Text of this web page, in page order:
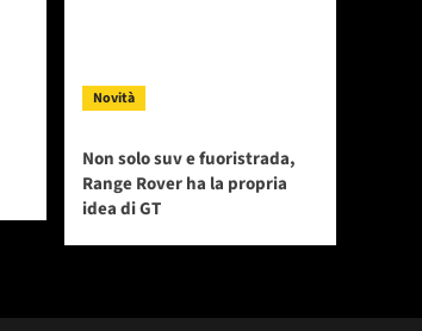
Novità
Non solo suv e fuoristrada,
Range Rover ha la propria
idea di GT